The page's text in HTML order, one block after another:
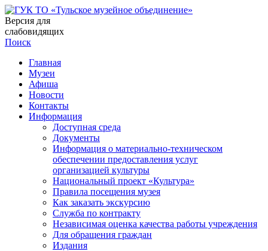
Версия для
слабовидящих
Поиск
Главная
Музеи
Афиша
Новости
Контакты
Информация
Доступная среда
Документы
Информация о материально-техническом
обеспечении предоставления услуг
организацией культуры
Национальный проект «Культура»
Правила посещения музея
Как заказать экскурсию
Служба по контракту
Независимая оценка качества работы учреждения
Для обращения граждан
Издания